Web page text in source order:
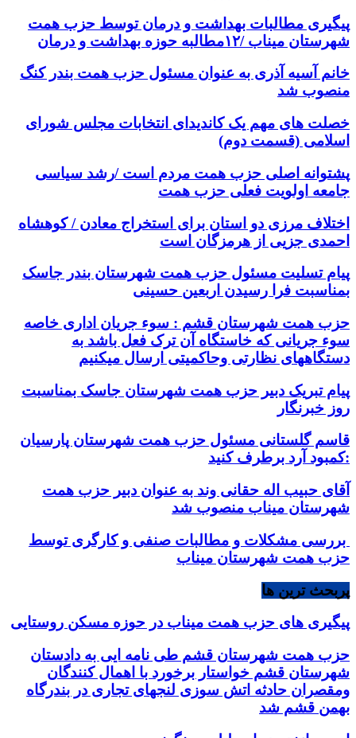
پیگیری مطالبات بهداشت و درمان توسط حزب همت
شهرستان میناب /۱۲مطالبه حوزه بهداشت و درمان
خانم آسیه آذری به عنوان مسئول حزب همت بندر کنگ
منصوب شد
خصلت های مهم یک کاندیدای انتخابات مجلس شورای
اسلامی (قسمت دوم)
پشتوانه اصلی حزب همت مردم است /رشد سیاسی
جامعه اولویت فعلی حزب همت
اختلاف مرزی دو استان برای استخراج معادن / کوهشاه
احمدی جزیی از هرمزگان است
پیام تسلیت مسئول حزب همت شهرستان بندر جاسک
بمناسبت فرا رسیدن اربعین حسینی
حزب همت شهرستان قشم : سوء جریان اداری خاصه
سوء جریانی که خاستگاه آن ترک فعل باشد به
دستگاههای نظارتی وحاکمیتی ارسال میکنیم
پیام تبریک دبیر حزب همت شهرستان جاسک بمناسبت
روز خبرنگار
قاسم گلستانی مسئول حزب همت شهرستان پارسیان
:کمبود آرد برطرف کنید
آقای حبیب اله حقانی وند به عنوان دبیر حزب همت
شهرستان میناب منصوب شد
بررسی مشکلات و مطالبات صنفی و کارگری توسط
حزب همت شهرستان میناب
پربحث ترین ها
پیگیری های حزب همت میناب در حوزه مسکن روستایی
حزب همت شهرستان قشم طی نامه ایی به دادستان
شهرستان قشم خواستار برخورد با اهمال کنندگان
ومقصران حادثه اتش سوزی لنجهای تجاری در بندرگاه
بهمن قشم شد